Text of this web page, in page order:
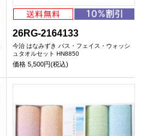
26RG-2164133
今治 はなみずき バス・フェイス・ウォッシ
ュタオルセット HN8850
価格 5,500円(税込)